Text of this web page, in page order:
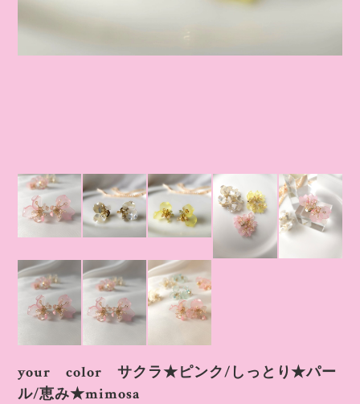
your color サクラ★ピンク/しっとり★パー
ル/恵み★mimosa